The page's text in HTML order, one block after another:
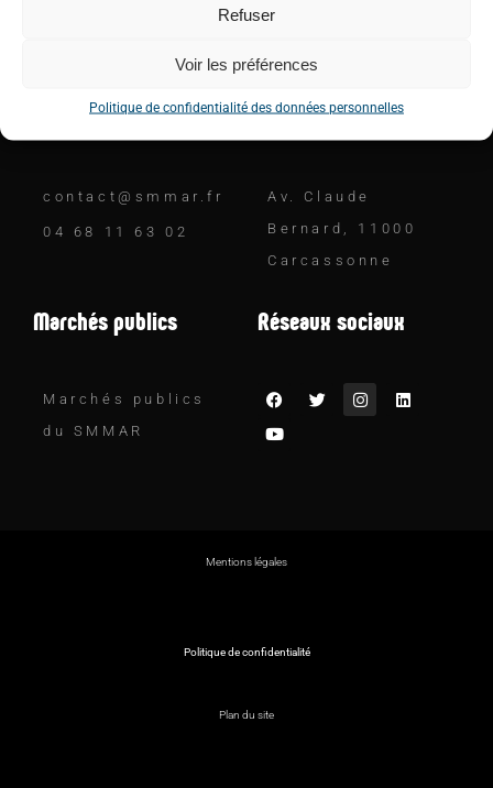
Refuser
Voir les préférences
Politique de confidentialité des données personnelles
Contactez-nous
contact@smmar.fr
04 68 11 63 02
Adresse
Av. Claude
Bernard, 11000
Carcassonne
Marchés publics
Marchés publics
du SMMAR
Réseaux sociaux
Mentions légales
Politique de confidentialité
Plan du site